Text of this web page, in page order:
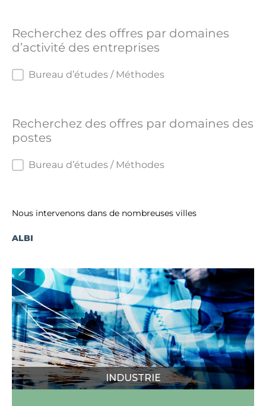
Recherchez des offres par domaines
d’activité des entreprises
Recherchez des offres par domaines
Bureau d’études / Méthodes
Recherchez des offres par domaines des
postes
Recherchez des offres par domaines des
Bureau d’études / Méthodes
Nous intervenons dans de nombreuses villes
ALBI
INDUSTRIE